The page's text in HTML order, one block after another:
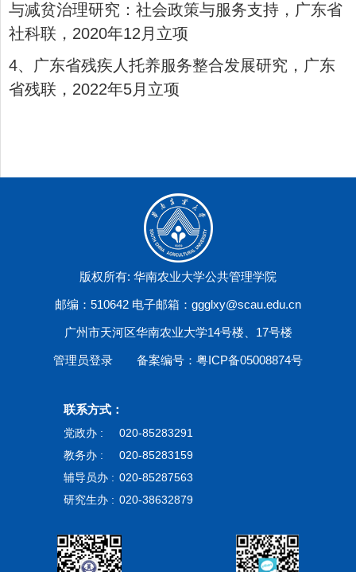
与减贫治理研究：社会政策与服务支持，广东省
社科联，2020年12月立项
4、广东省残疾人托养服务整合发展研究，广东
省残联，2022年5月立项
版权所有: 华南农业大学公共管理学院
邮编：510642 电子邮箱：ggglxy@scau.edu.cn
广州市天河区华南农业大学14号楼、17号楼
管理员登录 备案编号：粤ICP备05008874号
联系方式：
党政办 :
020-85283291
教务办 :
020-85283159
辅导员办 : 020-85287563
研究生办 : 020-38632879